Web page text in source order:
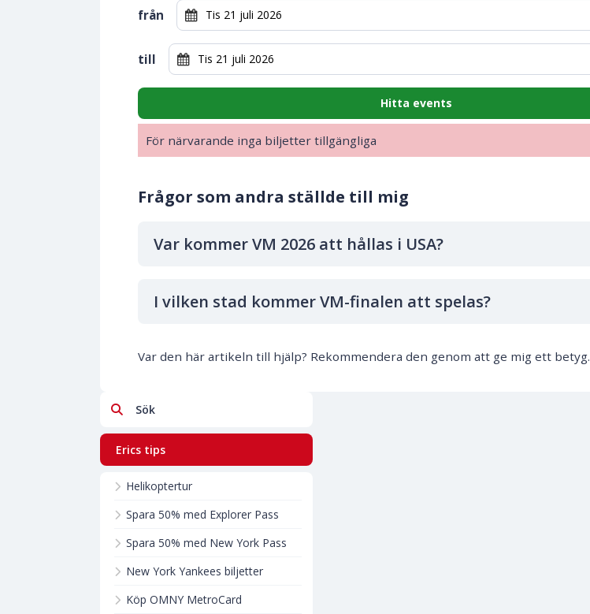
från
till
Hitta events
För närvarande inga biljetter tillgängliga
Frågor som andra ställde till mig
Var kommer VM 2026 att hållas i USA?
I vilken stad kommer VM-finalen att spelas?
Var den här artikeln till hjälp? Rekommendera den genom att ge mig ett betyg.
Sök
Erics tips
Helikoptertur
Spara 50% med Explorer Pass
Spara 50% med New York Pass
New York Yankees biljetter
Köp OMNY MetroCard